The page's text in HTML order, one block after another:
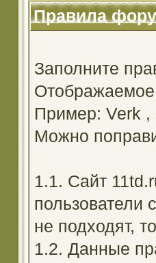
Правила
Заполните
Пример: Verk ,
Можно
1.1. Сайт
пользователи
не подходят,
1.2. Данные